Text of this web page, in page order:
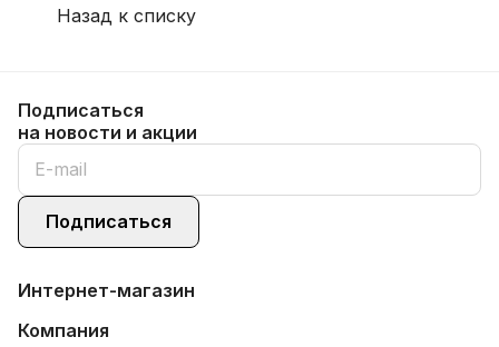
Назад к списку
Подписаться
на новости и акции
Подписаться
Интернет-магазин
Компания